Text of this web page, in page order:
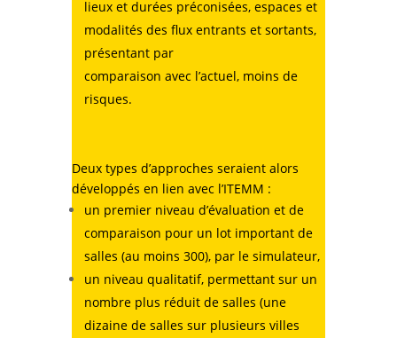
lieux et durées préconisées, espaces et
modalités des flux entrants et sortants,
présentant par
comparaison avec l’actuel, moins de
risques.
Deux types d’approches seraient alors
développés en lien avec l’ITEMM :
un premier niveau d’évaluation et de
comparaison pour un lot important de
salles (au moins 300), par le simulateur,
un niveau qualitatif, permettant sur un
nombre plus réduit de salles (une
dizaine de salles sur plusieurs villes